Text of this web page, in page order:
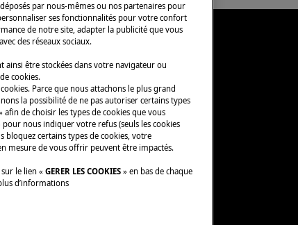
par nous-mêmes ou nos partenaires pour
ses fonctionnalités pour votre confort
de notre site, adapter la publicité que vous
des réseaux sociaux.
ainsi être stockées dans votre navigateur ou
cookies.
Parce que nous attachons le plus grand
la possibilité de ne pas autoriser certains types
afin de choisir les types de cookies que vous
pour nous indiquer votre refus (seuls les cookies
bloquez certains types de cookies, votre
mesure de vous offrir peuvent être impactés.
le lien « GERER LES COOKIES » en bas de chaque
d’informations